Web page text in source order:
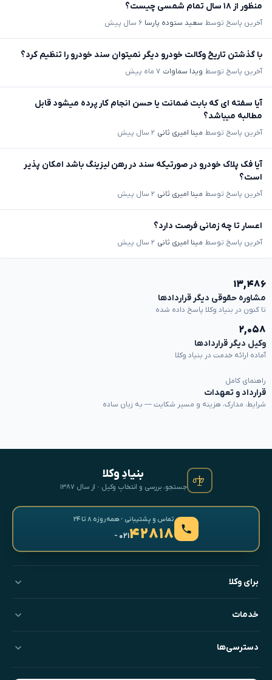
منظور از ۱۸ سال تمام شمسی چیست؟
آخرین پاسخ توسط سعید ستوده پارسا ۶ سال پیش
با گذشتن تاریخ وکالت خودرو دیگر نمیتوان سند خودرو را تنظیم کرد؟
آخرین پاسخ توسط ویدا سماوات ۷ ماه پیش
آیا سفته ای که بابت ضمانت یا حسن انجام کار پرده میشود قابل
مطالبه میباشد؟
آخرین پاسخ توسط مینا امیری ثانی ۲ سال پیش
آیا فک پلاک خودرو در صورتیکه سند در رهن لیزینگ باشد امکان پذیر
است؟
آخرین پاسخ توسط مینا امیری ثانی ۲ سال پیش
اعسار تا چه زمانی فرصت دارد؟
آخرین پاسخ توسط مینا امیری ثانی ۲ سال پیش
۱۳,۴۸۶
مشاوره حقوقی دیگر قراردادها
تا کنون در بنیاد وکلا پاسخ داده شده
۲,۰۵۸
وکیل دیگر قراردادها
آماده ارائه خدمت در بنیاد وکلا
راهنمای کامل
قرارداد و تعهدات
شرایط، مدارک، هزینه و مسیر شکایت — به زبان ساده
بنیادِ وکلا
جستجو، بررسی و انتخابِ وکیل · از سال ۱۳۸۷
تماس و پشتیبانی · همه‌روزه ۸ تا ۲۴
۴۲۸۱۸- ۰۲۱
برای وکلا
خدمات
دسترسی‌ها